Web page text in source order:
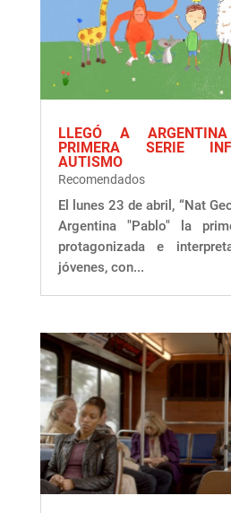
LLEGÓ A
PRIMERA SERIE
AUTISMO
Recomendados
El lunes 23 de abril, “Nat
Argentina "Pablo" la
protagonizada e
jóvenes, con...